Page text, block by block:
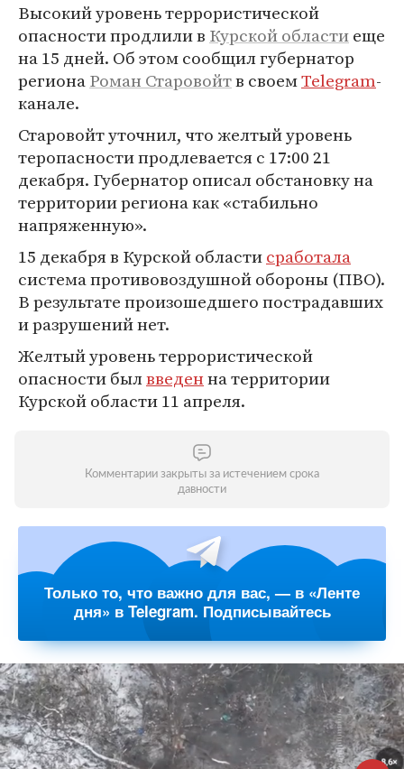
Высокий уровень террористической
опасности продлили в Курской областиеще
на 15 дней. Об этом сообщил губернатор
регионаРоман Старовойтв своемTelegram-
канале.
Старовойт уточнил, что желтый уровень
теропасности продлевается с 17:00 21
декабря. Губернатор описал обстановку на
территории региона как «стабильно
напряженную».
15 декабря в Курской областисработала
система противовоздушной обороны (ПВО).
В результате произошедшего пострадавших
и разрушений нет.
Желтый уровень террористической
опасности былвведенна территории
Курской области 11 апреля.
Комментарии закрыты за истечением срока
давности
Только то, что важно для вас, — в «Ленте
дня» в Telegram. Подписывайтесь